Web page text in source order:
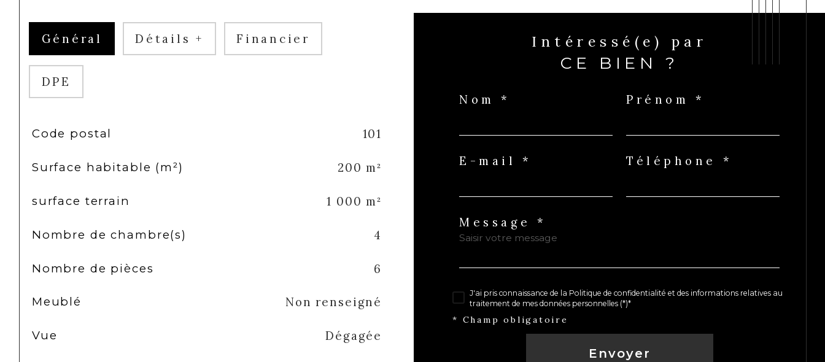
Général Détails + Financier
DPE
TRAD_SIROCCO_Caracteristique
Code postal 101
Surface habitable (m²) 200 m²
surface terrain 1 000 m²
Nombre de chambre(s) 4
Nombre de pièces 6
Meublé Non renseigné
Vue Dégagée
Intéressé(e) par
CE BIEN ?
Nom * Prénom *
E-mail * Téléphone *
Message *
J'ai pris connaissance de la Politique de confidentialité et des informations relatives au
traitement de mes données personnelles (*)*
* Champ obligatoire
Envoyer